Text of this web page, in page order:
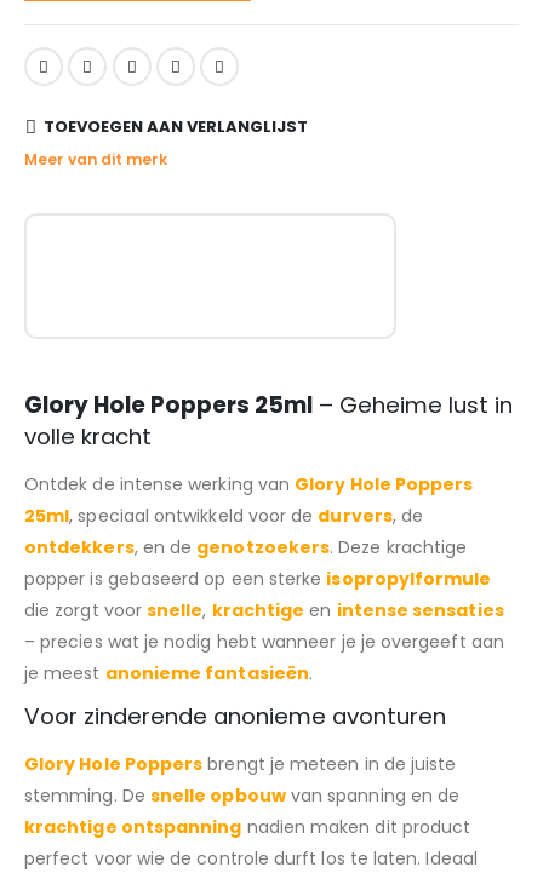
TOEVOEGEN AAN VERLANGLIJST
Meer van dit merk
Glory Hole Poppers 25ml – Geheime lust in
volle kracht
Ontdek de intense werking van Glory Hole Poppers
25ml, speciaal ontwikkeld voor de durvers, de
ontdekkers, en de genotzoekers. Deze krachtige
popper is gebaseerd op een sterke isopropylformule
die zorgt voorsnelle, krachtige en intense sensaties
– precies wat je nodig hebt wanneer je je overgeeft aan
je meest anonieme fantasieën.
Voor zinderende anonieme avonturen
Glory Hole Poppers brengt je meteen in de juiste
stemming. De snelle opbouwvan spanning en de
krachtige ontspanning nadien maken dit product
perfect voor wie de controle durft los te laten. Ideaal